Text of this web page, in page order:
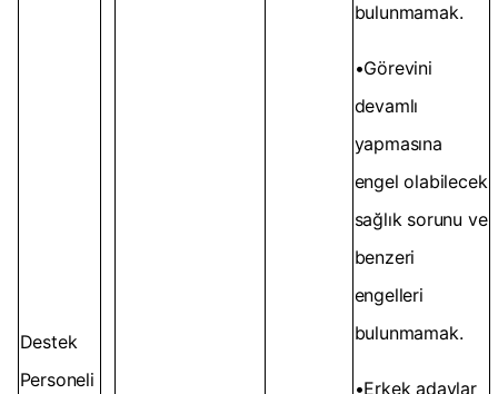
Destek
Personeli
bulunmamak.
•Görevini
devamlı
yapmasına
engel olabilecek
sağlık sorunu ve
benzeri
engelleri
bulunmamak.
•Erkek adaylar